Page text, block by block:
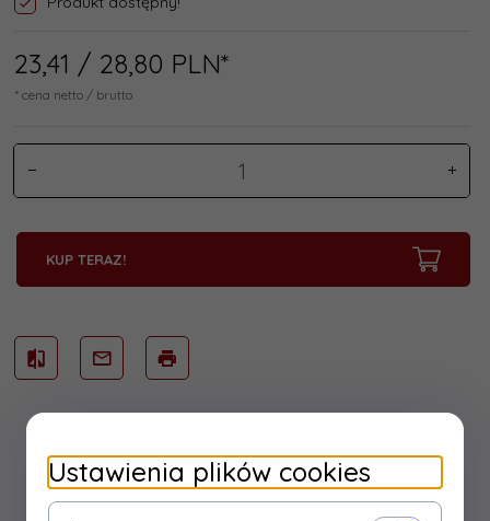
23,41 / 28,80 PLN*
* cena netto / brutto
KUP TERAZ!
Ustawienia plików cookies